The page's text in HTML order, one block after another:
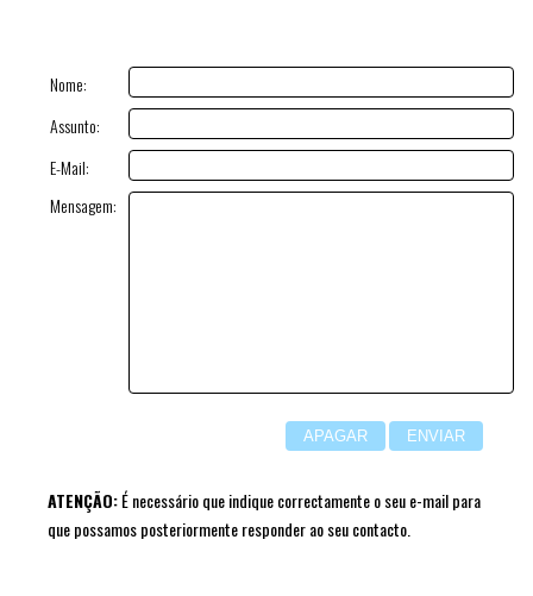
Nome:
Assunto:
E-Mail:
Mensagem:
ATENÇÃO:É necessário que indique correctamente o seu e-mail para
que possamos posteriormente responder ao seu contacto.